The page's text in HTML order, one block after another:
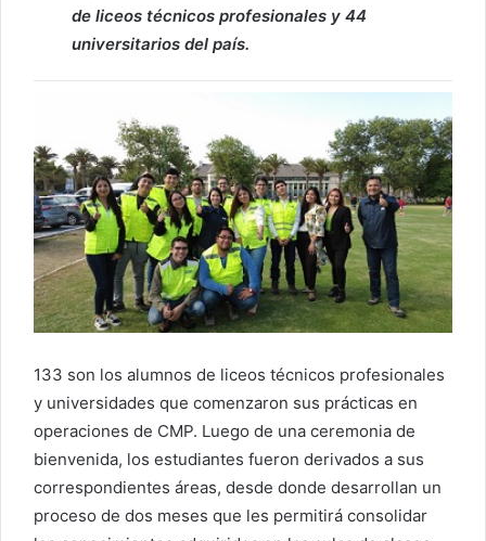
de liceos técnicos profesionales y 44
universitarios del país.
133 son los alumnos de liceos técnicos profesionales
y universidades que comenzaron sus prácticas en
operaciones de CMP. Luego de una ceremonia de
bienvenida, los estudiantes fueron derivados a sus
correspondientes áreas, desde donde desarrollan un
proceso de dos meses que les permitirá consolidar